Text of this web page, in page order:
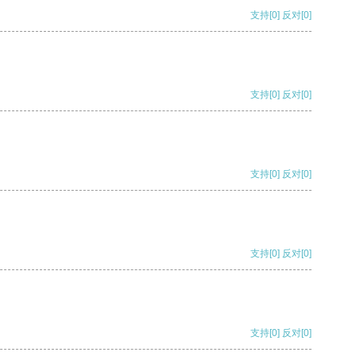
支持[0] 反对[0]
支持[0] 反对[0]
支持[0] 反对[0]
支持[0] 反对[0]
支持[0] 反对[0]